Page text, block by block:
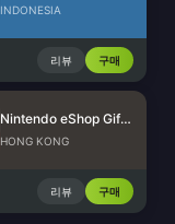
INDONESIA
리뷰 구매
Nintendo eShop Gift Card (HK)
HONG KONG
리뷰 구매